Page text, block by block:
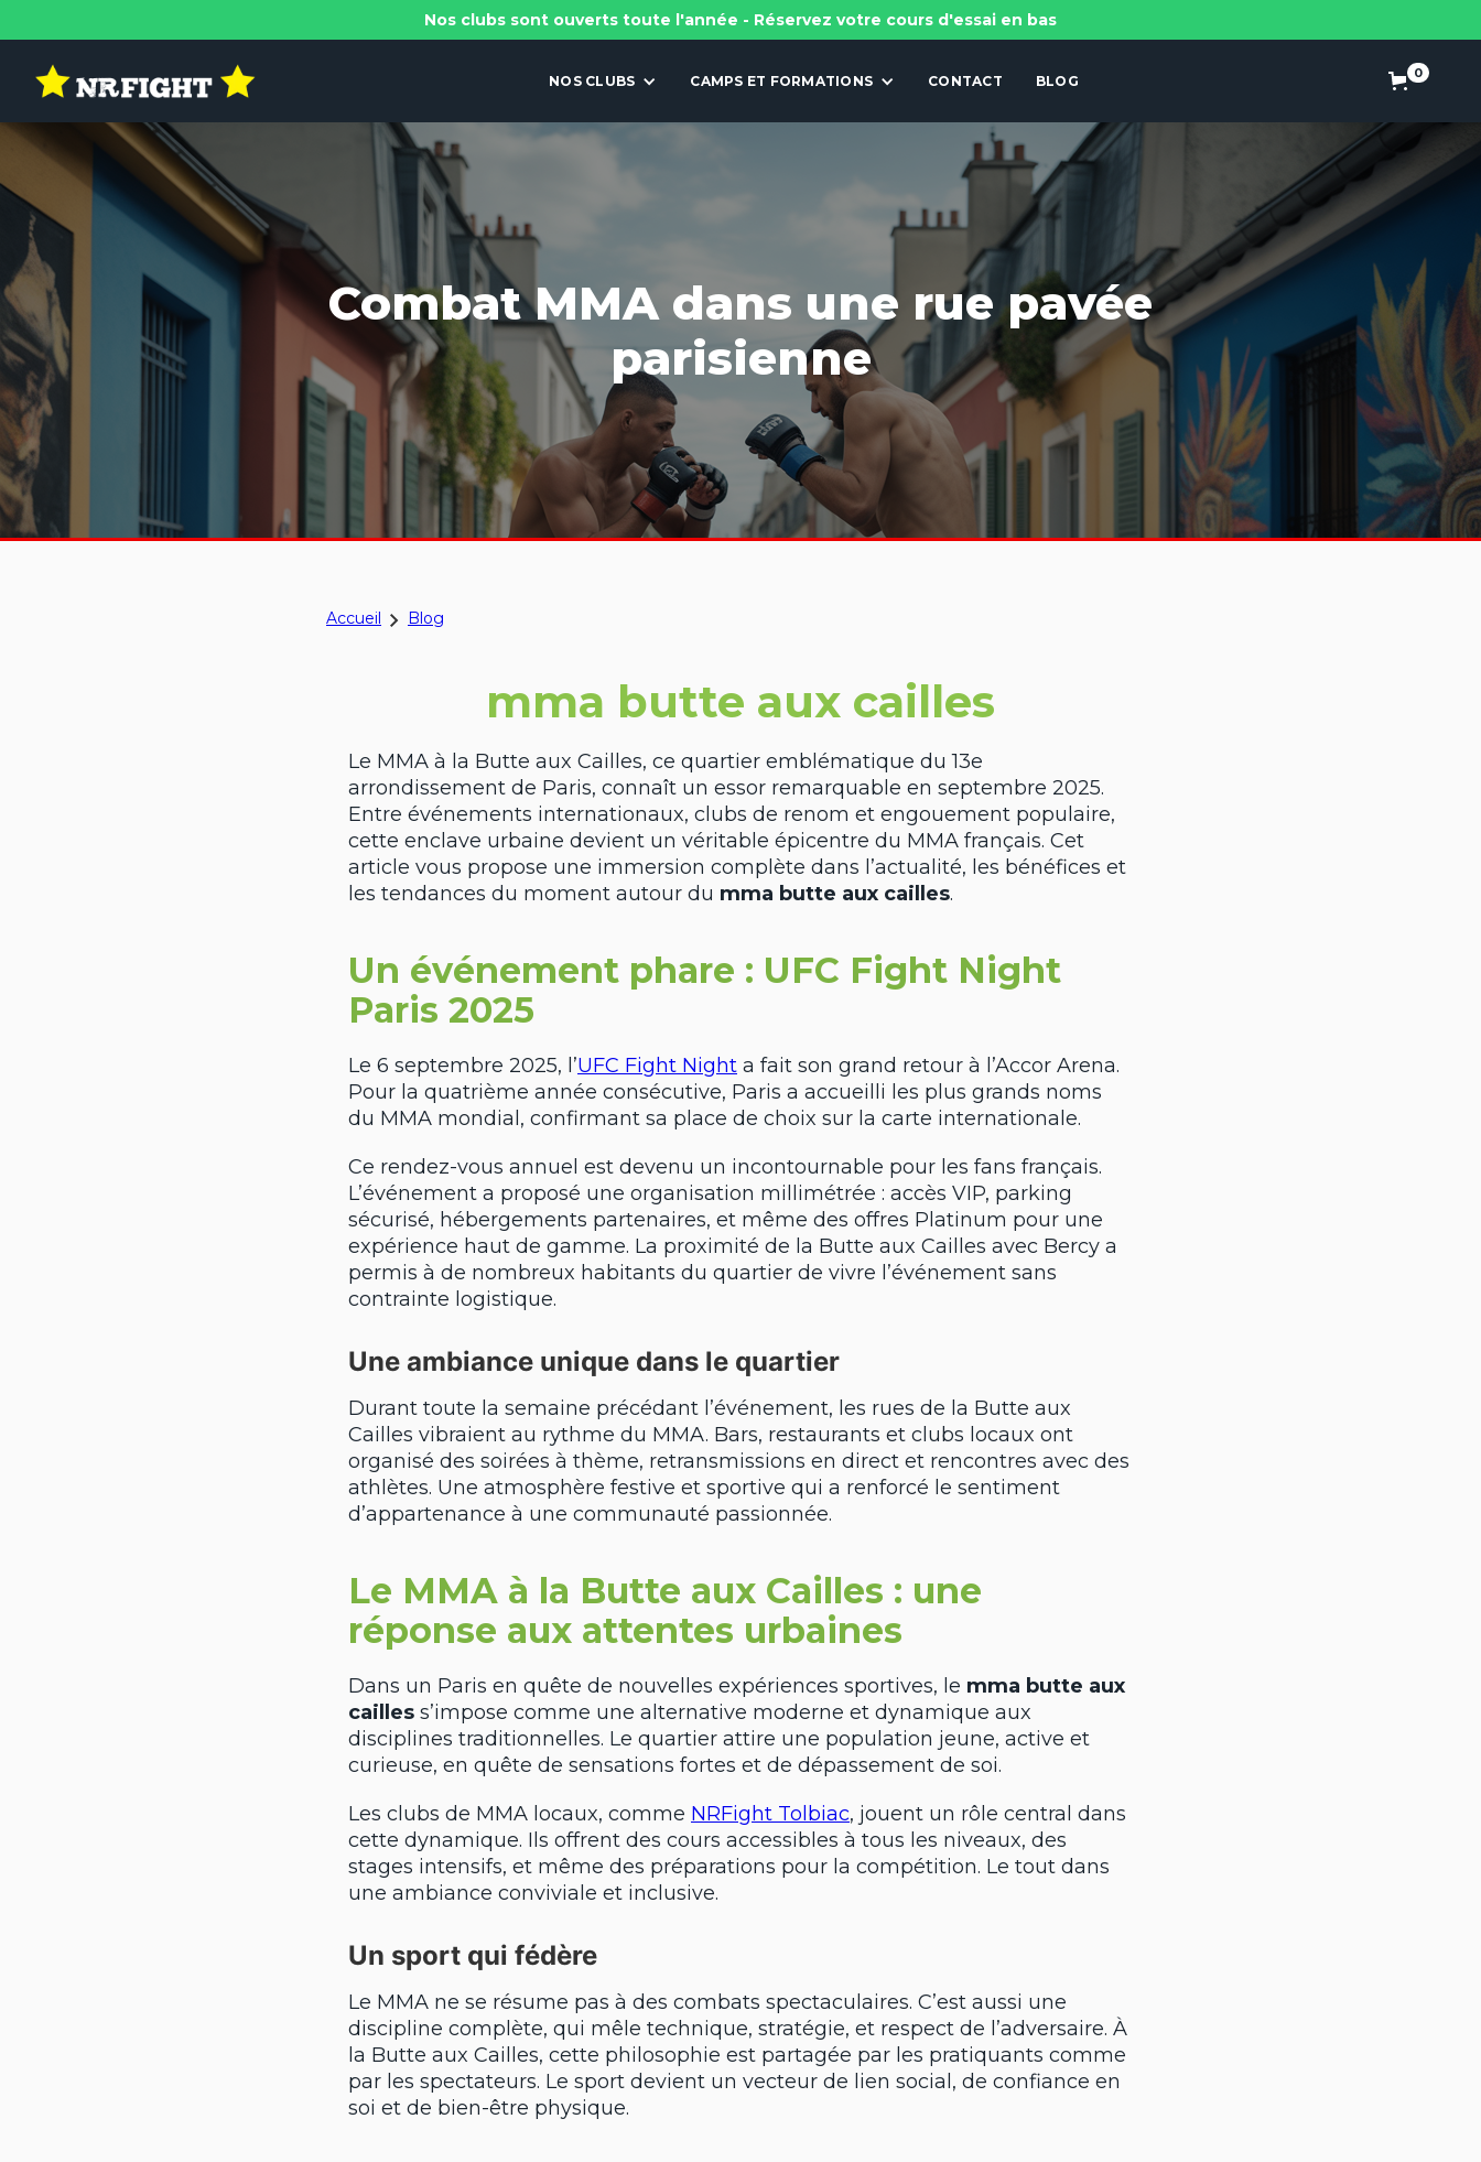
Nos clubs sont ouverts toute l'année - Réservez votre cours d'essai en bas
NOS CLUBS CAMPS ET FORMATIONS CONTACT BLOG
0
Combat MMA dans une rue pavée
parisienne
Accueil Blog
mma butte aux cailles
Le MMA à la Butte aux Cailles, ce quartier emblématique du 13e
arrondissement de Paris, connaît un essor remarquable en septembre 2025.
Entre événements internationaux, clubs de renom et engouement populaire,
cette enclave urbaine devient un véritable épicentre du MMA français. Cet
article vous propose une immersion complète dans l’actualité, les bénéfices et
les tendances du moment autour du mma butte aux cailles.
Un événement phare : UFC Fight Night
Paris 2025
Le 6 septembre 2025, l’UFC Fight Night a fait son grand retour à l’Accor Arena.
Pour la quatrième année consécutive, Paris a accueilli les plus grands noms
du MMA mondial, confirmant sa place de choix sur la carte internationale.
Ce rendez-vous annuel est devenu un incontournable pour les fans français.
L’événement a proposé une organisation millimétrée : accès VIP, parking
sécurisé, hébergements partenaires, et même des offres Platinum pour une
expérience haut de gamme. La proximité de la Butte aux Cailles avec Bercy a
permis à de nombreux habitants du quartier de vivre l’événement sans
contrainte logistique.
Une ambiance unique dans le quartier
Durant toute la semaine précédant l’événement, les rues de la Butte aux
Cailles vibraient au rythme du MMA. Bars, restaurants et clubs locaux ont
organisé des soirées à thème, retransmissions en direct et rencontres avec des
athlètes. Une atmosphère festive et sportive qui a renforcé le sentiment
d’appartenance à une communauté passionnée.
Le MMA à la Butte aux Cailles : une
réponse aux attentes urbaines
Dans un Paris en quête de nouvelles expériences sportives, le mma butte aux
cailles s’impose comme une alternative moderne et dynamique aux
disciplines traditionnelles. Le quartier attire une population jeune, active et
curieuse, en quête de sensations fortes et de dépassement de soi.
Les clubs de MMA locaux, comme NRFight Tolbiac, jouent un rôle central dans
cette dynamique. Ils offrent des cours accessibles à tous les niveaux, des
stages intensifs, et même des préparations pour la compétition. Le tout dans
une ambiance conviviale et inclusive.
Un sport qui fédère
Le MMA ne se résume pas à des combats spectaculaires. C’est aussi une
discipline complète, qui mêle technique, stratégie, et respect de l’adversaire. À
la Butte aux Cailles, cette philosophie est partagée par les pratiquants comme
par les spectateurs. Le sport devient un vecteur de lien social, de confiance en
soi et de bien-être physique.